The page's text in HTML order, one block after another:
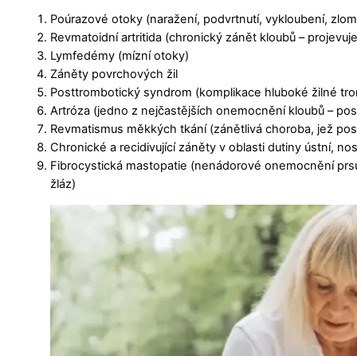
Poúrazové otoky (naražení, podvrtnutí, vykloubení,
Revmatoidní artritida (chronický zánět kloubů –
Lymfedémy (mízní otoky)
Záněty povrchových žil
Posttrombotický syndrom (komplikace hluboké žilné
Artróza (jedno z nejčastějších onemocnění kloubů –
Revmatismus měkkých tkání (zánětlivá choroba, jež
Chronické a recidivující záněty v oblasti dutiny ústní,
Fibrocystická mastopatie (nenádorové onemocnění
žláz)